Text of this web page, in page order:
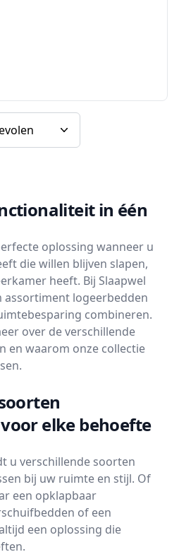
in één
oplossing wanneer u
die willen blijven slapen,
heeft. Bij Slaapwel
assortiment logeerbedden
combineren.
over de verschillende
en waarom onze collectie
elke behoefte
u verschillende soorten
bij uw ruimte en stijl. Of
een opklapbaar
of een
een oplossing die